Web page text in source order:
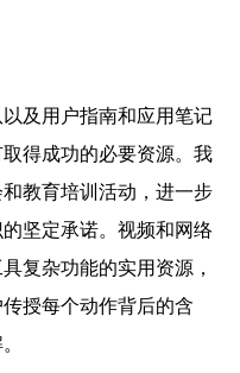
及用户指南和应用笔记
得成功的必要资源。我
教育培训活动，进一步
坚定承诺。视频和网络
复杂功能的实用资源，
授每个动作背后的含